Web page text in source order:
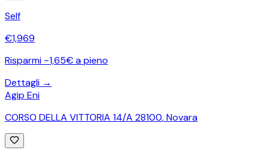
Self
€1,969
Risparmi ~1,65€ a pieno
Dettagli →
Agip Eni
CORSO DELLA VITTORIA 14/A 28100,Novara